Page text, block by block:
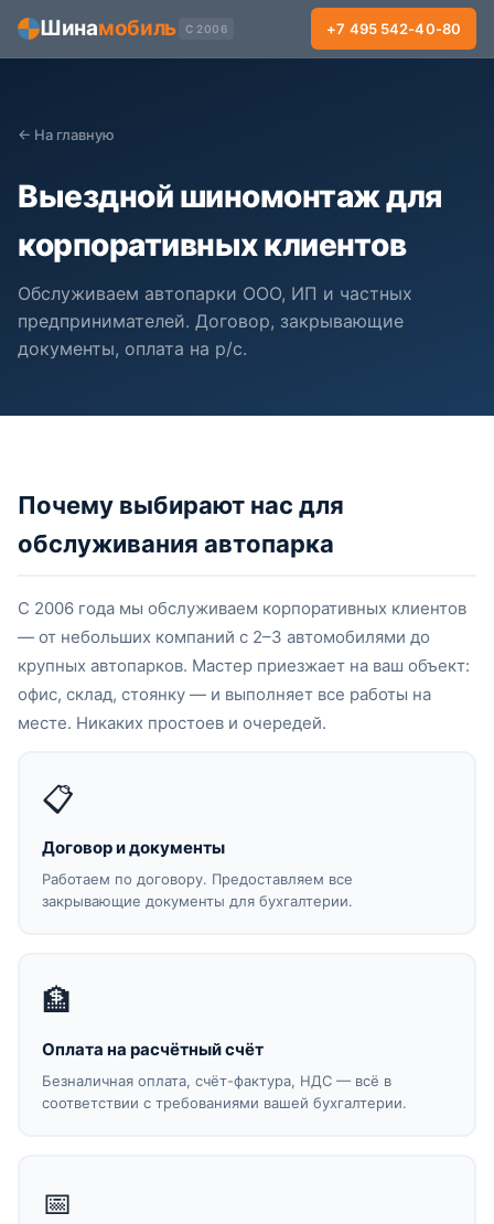
Шинамобиль С 2006 +7 495 542-40-80
← На главную
Выездной шиномонтаж для
корпоративных клиентов
Обслуживаем автопарки ООО, ИП и частных
предпринимателей. Договор, закрывающие
документы, оплата на р/с.
Почему выбирают нас для
обслуживания автопарка
С 2006 года мы обслуживаем корпоративных клиентов
— от небольших компаний с 2–3 автомобилями до
крупных автопарков. Мастер приезжает на ваш объект:
офис, склад, стоянку — и выполняет все работы на
месте. Никаких простоев и очередей.
📋
Договор и документы
Работаем по договору. Предоставляем все
закрывающие документы для бухгалтерии.
🏦
Оплата на расчётный счёт
Безналичная оплата, счёт-фактура, НДС — всё в
соответствии с требованиями вашей бухгалтерии.
📅